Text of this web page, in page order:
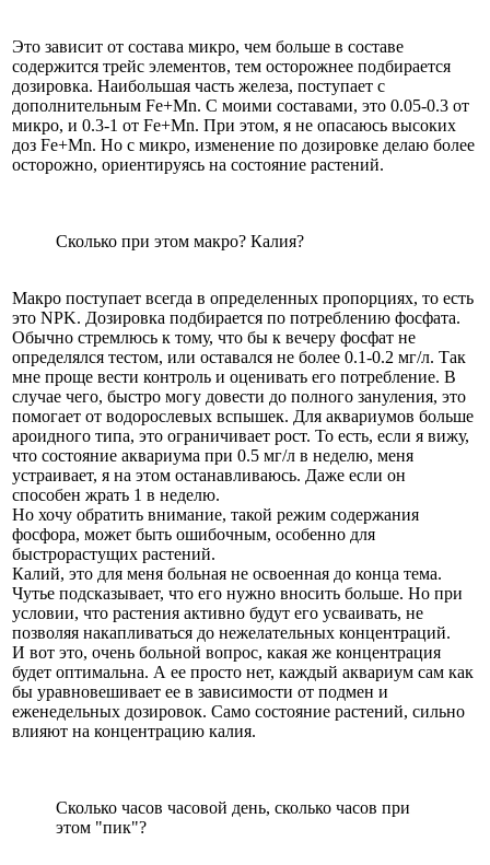
Это зависит от состава микро, чем больше в составе
содержится трейс элементов, тем осторожнее подбирается
дозировка. Наибольшая часть железа, поступает с
дополнительным Fe+Mn. С моими составами, это 0.05-0.3 от
микро, и 0.3-1 от Fe+Mn. При этом, я не опасаюсь высоких
доз Fe+Mn. Но с микро, изменение по дозировке делаю более
осторожно, ориентируясь на состояние растений.
Сколько при этом макро? Калия?
Макро поступает всегда в определенных пропорциях, то есть
это NPK. Дозировка подбирается по потреблению фосфата.
Обычно стремлюсь к тому, что бы к вечеру фосфат не
определялся тестом, или оставался не более 0.1-0.2 мг/л. Так
мне проще вести контроль и оценивать его потребление. В
случае чего, быстро могу довести до полного зануления, это
помогает от водорослевых вспышек. Для аквариумов больше
ароидного типа, это ограничивает рост. То есть, если я вижу,
что состояние аквариума при 0.5 мг/л в неделю, меня
устраивает, я на этом останавливаюсь. Даже если он
способен жрать 1 в неделю.
Но хочу обратить внимание, такой режим содержания
фосфора, может быть ошибочным, особенно для
быстрорастущих растений.
Калий, это для меня больная не освоенная до конца тема.
Чутье подсказывает, что его нужно вносить больше. Но при
условии, что растения активно будут его усваивать, не
позволяя накапливаться до нежелательных концентраций.
И вот это, очень больной вопрос, какая же концентрация
будет оптимальна. А ее просто нет, каждый аквариум сам как
бы уравновешивает ее в зависимости от подмен и
еженедельных дозировок. Само состояние растений, сильно
влияют на концентрацию калия.
Сколько часов часовой день, сколько часов при
этом "пик"?